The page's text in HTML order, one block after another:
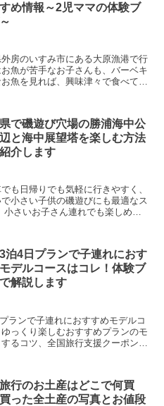
め情報～2児ママの体験ブ
房のいすみ市にある大原漁港で行
魚が苦手なお子さんも、バーベキ
魚を見れば、興味津々で食べてく
で磯遊び穴場の勝浦海中公
と海中展望塔を楽しむ方法
介します
も日帰りでも気軽に行きやすく、
小さい子供の磯遊びにも最適なス
さいお子さん連れでも楽しめ
泊4日プランで子連れにおす
デルコースはコレ！体験ブ
解説します
ランで子連れにおすすめモデルコ
っくり楽しむおすすめプランのモ
るコツ、全国旅行支援クーポンで
行のお土産はどこで何買
った全土産の写真とお値段